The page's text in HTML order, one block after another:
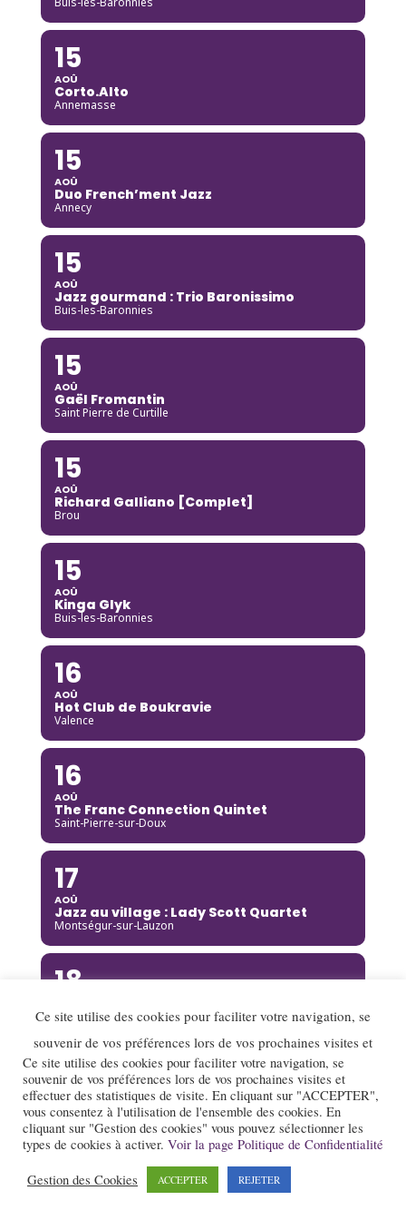
15
AOÛ
Corto.Alto
Annemasse
15
AOÛ
Duo French’ment Jazz
Annecy
15
AOÛ
Jazz gourmand : Trio Baronissimo
Buis-les-Baronnies
15
AOÛ
Gaël Fromantin
Saint Pierre de Curtille
15
AOÛ
Richard Galliano [Complet]
Brou
15
AOÛ
Kinga Glyk
Buis-les-Baronnies
16
AOÛ
Hot Club de Boukravie
Valence
16
AOÛ
The Franc Connection Quintet
Saint-Pierre-sur-Doux
17
AOÛ
Jazz au village : Lady Scott Quartet
Montségur-sur-Lauzon
18
Djoukil Jazz Band
18
AOÛ
Camille Heim Quintet
La Garde-Adhémar
18
Ce site utilise des cookies pour faciliter votre navigation, se
souvenir de vos préférences lors de vos prochaines visites et
Ce site utilise des cookies pour faciliter votre navigation, se
souvenir de vos préférences lors de vos prochaines visites et
effectuer des statistiques de visite. En cliquant sur "ACCEPTER",
vous consentez à l'utilisation de l'ensemble des cookies. En
cliquant sur "Gestion des cookies" vous pouvez sélectionner les
types de cookies à activer. Voir la page Politique de Confidentialité
Gestion des Cookies ACCEPTER REJETER